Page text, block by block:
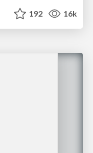
192 16k